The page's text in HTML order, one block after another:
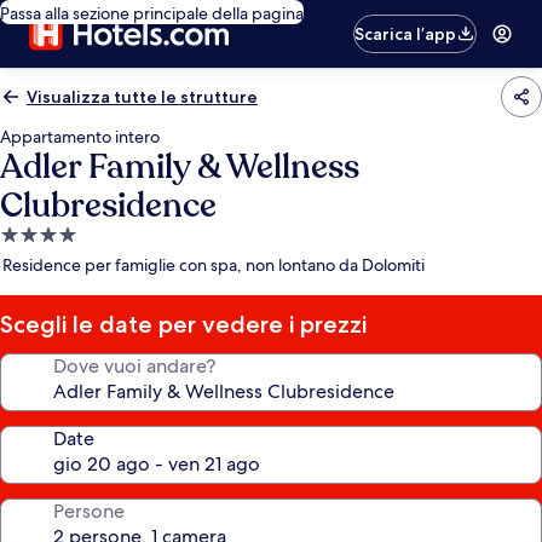
Passa alla sezione principale della pagina
Scarica l’app
Visualizza tutte le strutture
Appartamento intero
Adler Family & Wellness
Clubresidence
Struttura
a
stelle
Residence per famiglie con spa, non lontano da Dolomiti
Scegli le date per vedere i prezzi
Dove vuoi andare?
Date
Persone